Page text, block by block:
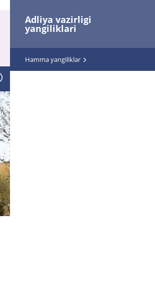
Adliya vazirligi
yangiliklari
Hamma yangiliklar